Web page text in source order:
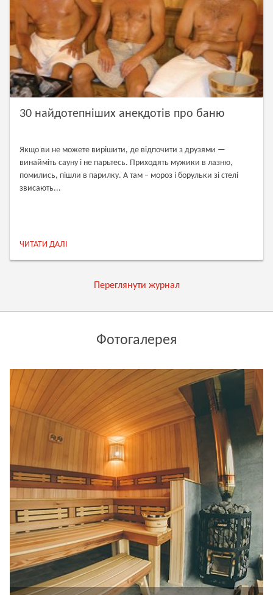
30 найдотепніших анекдотів про баню
Якщо ви не можете вирішити, де відпочити з друзями —
винайміть сауну і не парьтесь. Приходять мужики в лазню,
помились, пішли в парилку. А там – мороз і борульки зі стелі
звисають...
ЧИТАТИ ДАЛІ
Переглянути журнал
Фотогалерея